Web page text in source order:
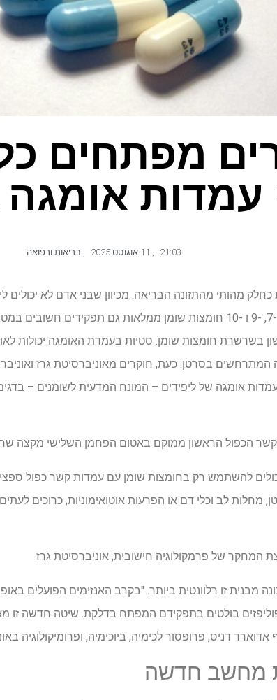
מפתחים
עמדות
21:03
,
, בריאות ורפואה
שומן אומגה 3 ידועות כחלק מהותי מהתזונה הבריאה. מכיוון שבני אדם לא
מספיקות. עם זאת, אומגה 6, -7, -9 ו -10 חומצות שומן ממלאות גם
בשרשרת חומצות שומן. סטיות בעמדת האומגה יכולות
המתרחשים בסרטן. כעת, חוקרים מאוניברסיטת גרז
אומגה של ליפידים – המונח המדעית לשומנים –
להשתמש רק בחומצות שומן עם עמדות קשר כפול
לב וכלי דם או הפרעות אוטואימוניות, כרוכים
המחקר של פרמקולוגיה חישובית, אוניברסיטת גרז
מבנית זו רלוונטית ביותר. "בקרב האנזימים הפועלים
בולטים בתפקידם המפתח בדלקת. שיטה חדשה זו
דניס, פרופסור לכימיה, ביוכימיה, ופרומיקולוגיה
מחשב חדשה